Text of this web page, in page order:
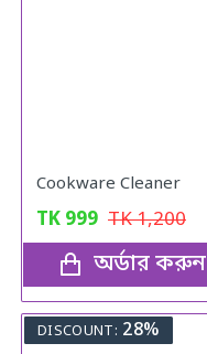
Cookware Cleaner
TK 999 TK1,200
অর্ডার করুন
DISCOUNT: 28%